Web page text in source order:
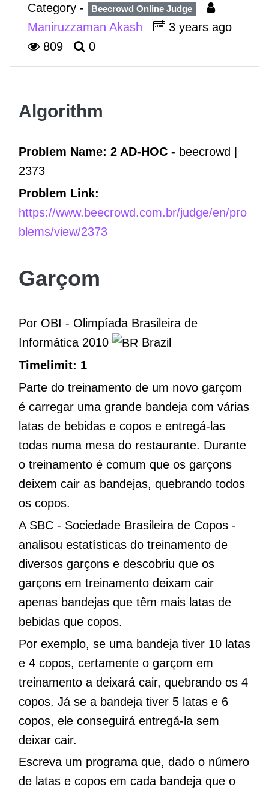
Category - Beecrowd Online Judge
Maniruzzaman Akash
3 years ago
809
0
Algorithm
Problem Name: 2 AD-HOC - beecrowd |
2373
Problem Link:
https://www.beecrowd.com.br/judge/en/pro
blems/view/2373
Garçom
Por OBI - Olimpíada Brasileira de
Informática 2010
Brazil
Timelimit: 1
Parte do treinamento de um novo garçom
é carregar uma grande bandeja com várias
latas de bebidas e copos e entregá-las
todas numa mesa do restaurante. Durante
o treinamento é comum que os garçons
deixem cair as bandejas, quebrando todos
os copos.
A SBC - Sociedade Brasileira de Copos -
analisou estatísticas do treinamento de
diversos garçons e descobriu que os
garçons em treinamento deixam cair
apenas bandejas que têm mais latas de
bebidas que copos.
Por exemplo, se uma bandeja tiver 10 latas
e 4 copos, certamente o garçom em
treinamento a deixará cair, quebrando os 4
copos. Já se a bandeja tiver 5 latas e 6
copos, ele conseguirá entregá-la sem
deixar cair.
Escreva um programa que, dado o número
de latas e copos em cada bandeja que o